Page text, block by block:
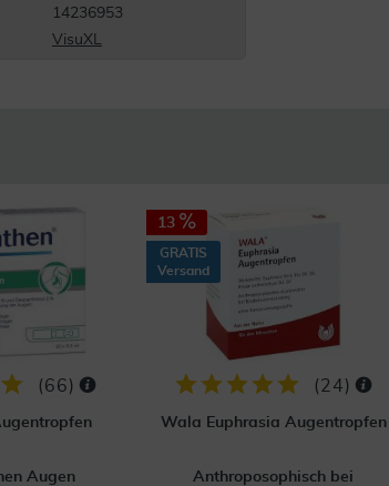
14236953
VisuXL
(66)
Augen
13
GRATIS
Versand
(24)
Wala Euphrasia Augentropfen
Anthroposophisch bei